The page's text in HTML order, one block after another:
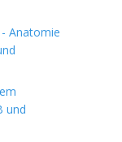
Anatomie
und